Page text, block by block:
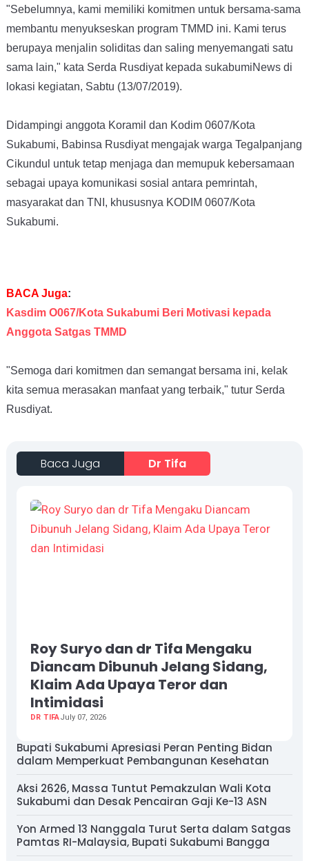
"Sebelumnya, kami memiliki komitmen untuk bersama-sama
membantu menyukseskan program TMMD ini. Kami terus
berupaya menjalin soliditas dan saling menyemangati satu
sama lain," kata Serda Rusdiyat kepada sukabumiNews di
lokasi kegiatan, Sabtu (13/07/2019).
Didampingi anggota Koramil dan Kodim 0607/Kota
Sukabumi, Babinsa Rusdiyat mengajak warga Tegalpanjang
Cikundul untuk tetap menjaga dan memupuk kebersamaan
sebagai upaya komunikasi sosial antara pemrintah,
masyarakat dan TNI, khususnya KODIM 0607/Kota
Sukabumi.
BACA Juga:
Kasdim O067/Kota Sukabumi Beri Motivasi kepada
Anggota Satgas TMMD
"Semoga dari komitmen dan semangat bersama ini, kelak
kita semua merasakan manfaat yang terbaik," tutur Serda
Rusdiyat.
Baca Juga Dr Tifa
Roy Suryo dan dr Tifa Mengaku
Diancam Dibunuh Jelang Sidang,
Klaim Ada Upaya Teror dan
Intimidasi
DR TIFAJuly 07, 2026
Bupati Sukabumi Apresiasi Peran Penting Bidan
dalam Memperkuat Pembangunan Kesehatan
Aksi 2626, Massa Tuntut Pemakzulan Wali Kota
Sukabumi dan Desak Pencairan Gaji Ke-13 ASN
Yon Armed 13 Nanggala Turut Serta dalam Satgas
Pamtas RI-Malaysia, Bupati Sukabumi Bangga